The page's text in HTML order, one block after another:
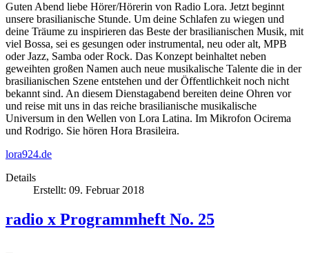
Guten Abend liebe Hörer/Hörerin von Radio Lora. Jetzt beginnt
unsere brasilianische Stunde. Um deine Schlafen zu wiegen und
deine Träume zu inspirieren das Beste der brasilianischen Musik, mit
viel Bossa, sei es gesungen oder instrumental, neu oder alt, MPB
oder Jazz, Samba oder Rock. Das Konzept beinhaltet neben
geweihten großen Namen auch neue musikalische Talente die in der
brasilianischen Szene entstehen und der Öffentlichkeit noch nicht
bekannt sind. An diesem Dienstagabend bereiten deine Ohren vor
und reise mit uns in das reiche brasilianische musikalische
Universum in den Wellen von Lora Latina. Im Mikrofon Ocirema
und Rodrigo. Sie hören Hora Brasileira.
lora924.de
Details
Erstellt: 09. Februar 2018
radio x Programmheft No. 25